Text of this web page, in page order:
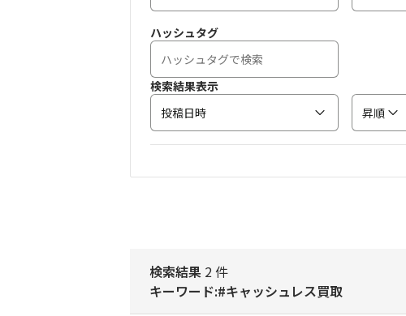
ハッシュタグ
検索結果表示
投稿日時
昇順
検索結果 2 件
キーワード:#キャッシュレス買取